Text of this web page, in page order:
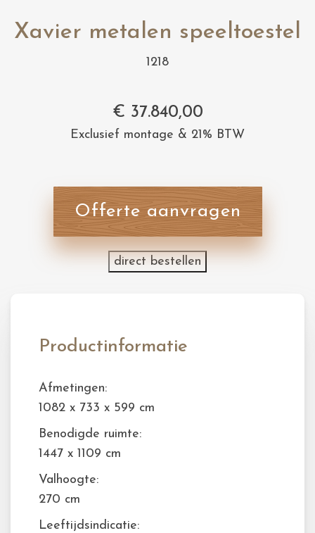
Xavier metalen speeltoestel
1218
€ 37.840,00
Exclusief montage & 21% BTW
Offerte aanvragen
direct bestellen
Productinformatie
Afmetingen:
1082 x 733 x 599 cm
Benodigde ruimte:
1447 x 1109 cm
Valhoogte:
270 cm
Leeftijdsindicatie: